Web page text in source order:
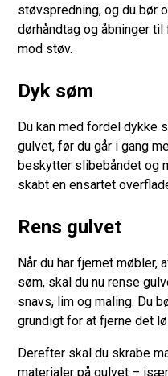
støvspredning, og du bør
dørhåndtag og åbninger
mod støv.
Dyk søm
Du kan med fordel dykke
gulvet, før du går i gang
beskytter slibebåndet og
skabt en ensartet
Rens gulvet
Når du har fjernet
søm, skal du nu rense
snavs, lim og maling. Du
grundigt for at fjerne det
Derefter skal du skrabe
materialer på gulvet –